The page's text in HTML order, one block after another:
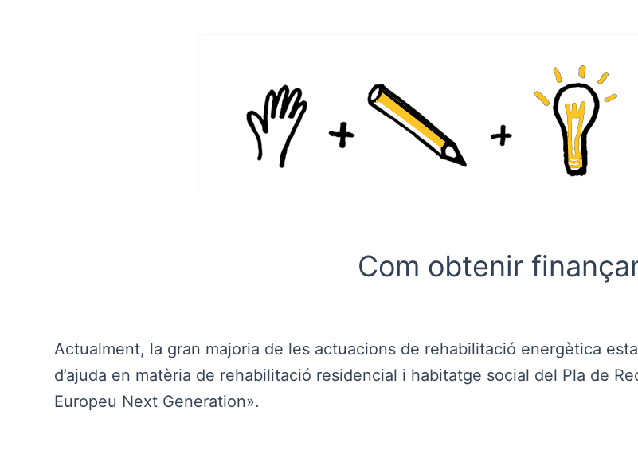
Com obtenir
Actualment, la gran majoria de les actuacions de rehabilitació energètica
d’ajuda en matèria de rehabilitació residencial i habitatge social del Pla de
Europeu Next Generation».